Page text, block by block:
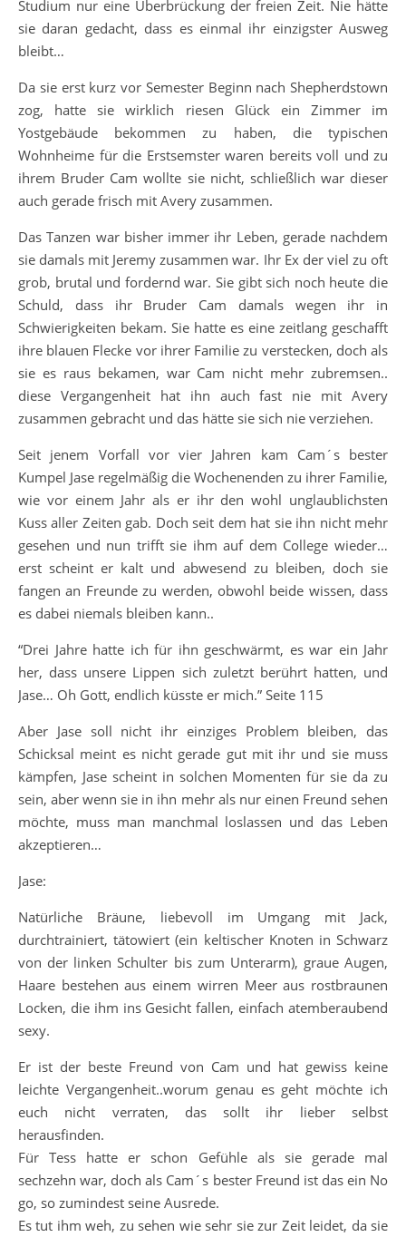
Studium nur eine Überbrückung der freien Zeit. Nie hätte
sie daran gedacht, dass es einmal ihr einzigster Ausweg
bleibt…
Da sie erst kurz vor Semester Beginn nach Shepherdstown
zog, hatte sie wirklich riesen Glück ein Zimmer im
Yostgebäude bekommen zu haben, die typischen
Wohnheime für die Erstsemster waren bereits voll und zu
ihrem Bruder Cam wollte sie nicht, schließlich war dieser
auch gerade frisch mit Avery zusammen.
Das Tanzen war bisher immer ihr Leben, gerade nachdem
sie damals mit Jeremy zusammen war. Ihr Ex der viel zu oft
grob, brutal und fordernd war. Sie gibt sich noch heute die
Schuld, dass ihr Bruder Cam damals wegen ihr in
Schwierigkeiten bekam. Sie hatte es eine zeitlang geschafft
ihre blauen Flecke vor ihrer Familie zu verstecken, doch als
sie es raus bekamen, war Cam nicht mehr zubremsen..
diese Vergangenheit hat ihn auch fast nie mit Avery
zusammen gebracht und das hätte sie sich nie verziehen.
Seit jenem Vorfall vor vier Jahren kam Cam´s bester
Kumpel Jase regelmäßig die Wochenenden zu ihrer Familie,
wie vor einem Jahr als er ihr den wohl unglaublichsten
Kuss aller Zeiten gab. Doch seit dem hat sie ihn nicht mehr
gesehen und nun trifft sie ihm auf dem College wieder…
erst scheint er kalt und abwesend zu bleiben, doch sie
fangen an Freunde zu werden, obwohl beide wissen, dass
es dabei niemals bleiben kann..
“Drei Jahre hatte ich für ihn geschwärmt, es war ein Jahr
her, dass unsere Lippen sich zuletzt berührt hatten, und
Jase… Oh Gott, endlich küsste er mich.” Seite 115
Aber Jase soll nicht ihr einziges Problem bleiben, das
Schicksal meint es nicht gerade gut mit ihr und sie muss
kämpfen, Jase scheint in solchen Momenten für sie da zu
sein, aber wenn sie in ihn mehr als nur einen Freund sehen
möchte, muss man manchmal loslassen und das Leben
akzeptieren…
Jase:
Natürliche Bräune, liebevoll im Umgang mit Jack,
durchtrainiert, tätowiert (ein keltischer Knoten in Schwarz
von der linken Schulter bis zum Unterarm), graue Augen,
Haare bestehen aus einem wirren Meer aus rostbraunen
Locken, die ihm ins Gesicht fallen, einfach atemberaubend
sexy.
Er ist der beste Freund von Cam und hat gewiss keine
leichte Vergangenheit..worum genau es geht möchte ich
euch nicht verraten, das sollt ihr lieber selbst
herausfinden.
Für Tess hatte er schon Gefühle als sie gerade mal
sechzehn war, doch als Cam´s bester Freund ist das ein No
go, so zumindest seine Ausrede.
Es tut ihm weh, zu sehen wie sehr sie zur Zeit leidet, da sie